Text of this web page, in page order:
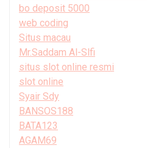
bo deposit 5000
web coding
Situs macau
Mr.Saddam Al-Slfi
situs slot online resmi
slot online
Syair Sdy
BANSOS188
BATA123
AGAM69